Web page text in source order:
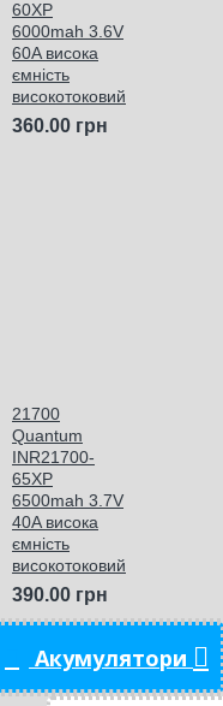
60XP
6000mah 3.6V
60A висока
ємність
високотоковий
360.00 грн
21700
Quantum
INR21700-
65XP
6500mah 3.7V
40A висока
ємність
високотоковий
390.00 грн
Акумулятори